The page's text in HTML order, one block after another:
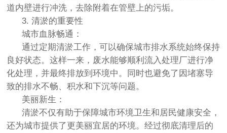
道内壁进行冲洗，去除附着在管壁上的污垢。
3. 清淤的重要性
城市血脉畅通：
通过定期清淤工作，可以确保城市排水系统始终保持
良好状态。这样一来，废水能够顺利流入处理厂进行净
化处理，并最终排放到环境中。同时也避免了因堵塞导
致的排水不畅、积水和下沉等问题。
美丽新生：
清淤不仅有助于保障城市环境卫生和居民健康安全，
还为城市提供了更美丽宜居的环境。经过彻底清理后的